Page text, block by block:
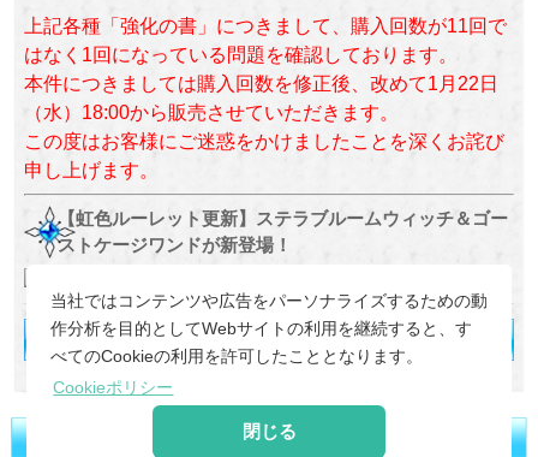
当社ではコンテンツや広告をパーソナライズするための動
作分析を目的としてWebサイトの利用を継続すると、す
べてのCookieの利用を許可したこととなります。
Cookieポリシー
閉じる
上記各種「強化の書」につきまして、購入回数が11回で
はなく1回になっている問題を確認しております。
本件につきましては購入回数を修正後、改めて1月22日
（水）18:00から販売させていただきます。
この度はお客様にご迷惑をかけましたことを深くお詫び
申し上げます。
【虹色ルーレット更新】ステラブルームウィッチ＆ゴー
ストケージワンドが新登場！